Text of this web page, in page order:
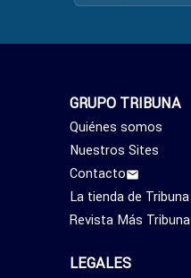
GRUPO TRIBUNA
Quiénes somos
Nuestros Sites
Contacto
La tienda de Tribuna
Revista Más Tribuna
LEGALES